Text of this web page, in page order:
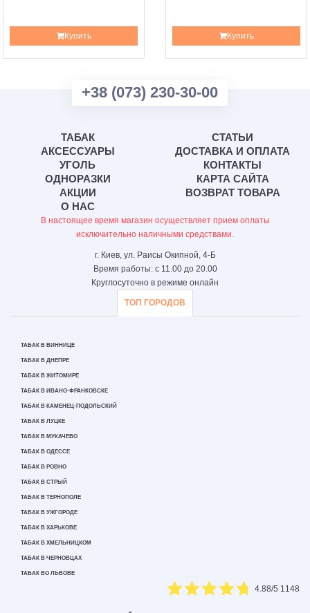
Купить Купить
+38 (073) 230-30-00
ТАБАК
АКСЕССУАРЫ
УГОЛЬ
ОДНОРАЗКИ
АКЦИИ
О НАС
СТАТЬИ
ДОСТАВКА И ОПЛАТА
КОНТАКТЫ
КАРТА САЙТА
ВОЗВРАТ ТОВАРА
В настоящее время магазин осуществляет прием оплаты
исключительно наличными средствами.
г. Киев, ул. Раисы Окипной, 4-Б
Время работы: с 11.00 до 20.00
Круглосуточно в режиме онлайн
ТОП ГОРОДОВ
ТАБАК В ВИННИЦЕ
ТАБАК В ДНЕПРЕ
ТАБАК В ЖИТОМИРЕ
ТАБАК В ИВАНО-ФРАНКОВСКЕ
ТАБАК В КАМЕНЕЦ-ПОДОЛЬСКИЙ
ТАБАК В ЛУЦКЕ
ТАБАК В МУКАЧЕВО
ТАБАК В ОДЕССЕ
ТАБАК В РОВНО
ТАБАК В СТРЫЙ
ТАБАК В ТЕРНОПОЛЕ
ТАБАК В УЖГОРОДЕ
ТАБАК В ХАРЬКОВЕ
ТАБАК В ХМЕЛЬНИЦКОМ
ТАБАК В ЧЕРНОВЦАХ
ТАБАК ВО ЛЬВОВЕ
4.88/5 1148